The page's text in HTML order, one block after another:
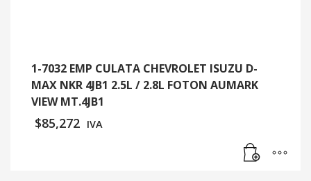
1-7032 EMP CULATA CHEVROLET ISUZU D-
MAX NKR 4JB1 2.5L / 2.8L FOTON AUMARK
VIEW MT.4JB1
$85,272 IVA